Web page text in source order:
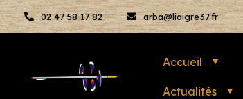
02 47 58 17 82 arba@liaigre37.fr
Accueil
Actualités